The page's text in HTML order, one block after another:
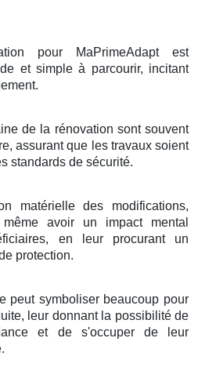
pour MaPrimeAdapt est
et simple à parcourir, incitant
de la rénovation sont souvent
assurant que les travaux soient
standards de sécurité.
matérielle des modifications,
avoir un impact mental
en leur procurant un
protection.
peut symboliser beaucoup pour
leur donnant la possibilité de
et de s'occuper de leur